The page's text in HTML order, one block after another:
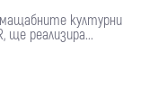
мащабните културни
ще реализира...